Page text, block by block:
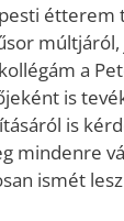
étterem
a
is
is
mindenre
ismét